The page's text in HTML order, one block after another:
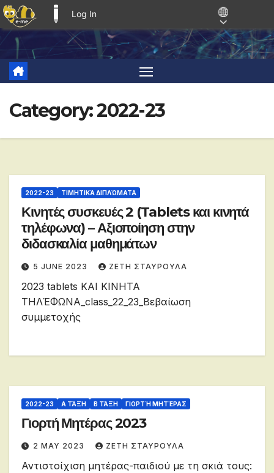
Log In
Skip
content
Category:2022-23
2022-23 ΤΙΜΗΤΙΚΆ ΔΙΠΛΏΜΑΤΑ
Κινητές συσκευές 2 (Tablets και κινητά
τηλέφωνα) – Αξιοποίηση στην
διδασκαλία μαθημάτων
5 JUNE 2023 ΖΕΤΗ ΣΤΑΥΡΟΥΛΑ
2023 tablets ΚΑΙ ΚΙΝΗΤΑ
ΤΗΛΈΦΩΝΑ_class_22_23_Βεβαίωση
συμμετοχής
2022-23 Α ΤΆΞΗ Β ΤΆΞΗ ΓΙΟΡΤΉ ΜΗΤΈΡΑΣ
Γιορτή Μητέρας 2023
2 MAY 2023 ΖΕΤΗ ΣΤΑΥΡΟΥΛΑ
Αντιστοίχιση μητέρας-παιδιού με τη σκιά τους: